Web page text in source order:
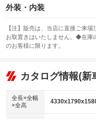
エアバッグ：運転席/助手席/
：装備あり
：装備なし
サンルーフ
：装備なし
リフトアップ
：装備なし
：装備あり
パワーウィンドウ
外装・内装
カーナビ：メモリーナビ他
：装備あり
TV：フルセグ
：装備あり
ビジュアル
：装備なし
：装備あり
革シート
【注】販売は、当店に直接ご来
お取置きはいたしません。◆在
のお客様に限ります。
カタログ情報(新
全長×全幅
×全高